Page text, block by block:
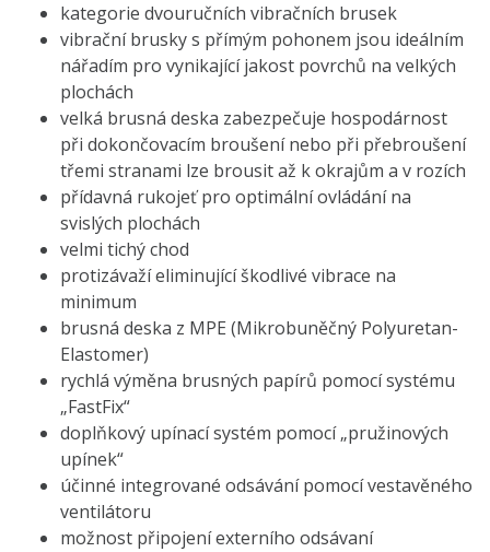
kategorie dvouručních vibračních brusek
vibrační brusky s přímým pohonem jsou ideálním
nářadím pro vynikající jakost povrchů na velkých
plochách
velká brusná deska zabezpečuje hospodárnost
při dokončovacím broušení nebo při přebroušení
třemi stranami lze brousit až k okrajům a v rozích
přídavná rukojeť pro optimální ovládání na
svislých plochách
velmi tichý chod
protizávaží eliminující škodlivé vibrace na
minimum
brusná deska z MPE (Mikrobuněčný Polyuretan-
Elastomer)
rychlá výměna brusných papírů pomocí systému
„FastFix“
doplňkový upínací systém pomocí „pružinových
upínek“
účinné integrované odsávání pomocí vestavěného
ventilátoru
možnost připojení externího odsávaní